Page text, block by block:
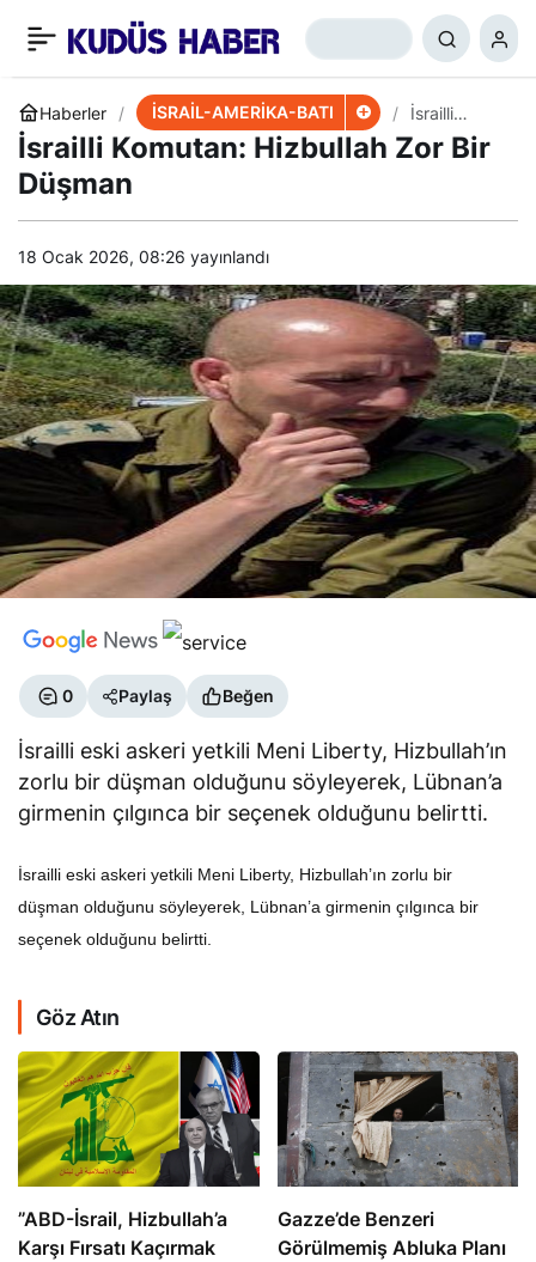
Haberler İSRAİL-AMERİKA-BATI
İsrailli
Komutan:
Hizbullah
İsrailli Komutan: Hizbullah Zor Bir
Düşman
18 Ocak 2026, 08:26 yayınlandı
0 Paylaş Beğen
İsrailli eski askeri yetkili Meni Liberty, Hizbullah’ın
zorlu bir düşman olduğunu söyleyerek, Lübnan’a
girmenin çılgınca bir seçenek olduğunu belirtti.
İsrailli eski askeri yetkili Meni Liberty, Hizbullah’ın zorlu bir
düşman olduğunu söyleyerek, Lübnan’a girmenin çılgınca bir
seçenek olduğunu belirtti.
Göz Atın
​​​​​​​”ABD-İsrail, Hizbullah’a
Karşı Fırsatı Kaçırmak
​​​​​​​Gazze’de Benzeri
Görülmemiş Abluka Planı
İran’ın Füzesi İsrail
Gündeminden Düşmüyor
+ 0 Paylaş